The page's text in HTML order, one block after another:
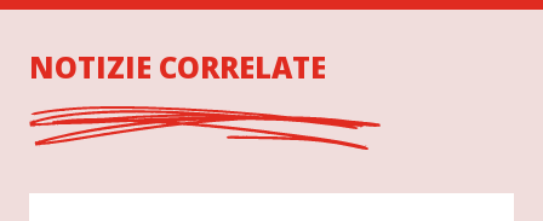
NOTIZIE CORRELATE